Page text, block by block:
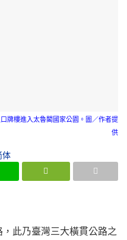
牌樓進入太魯閣國家公園。圖／作者提
供
体
此乃臺灣三大橫貫公路之